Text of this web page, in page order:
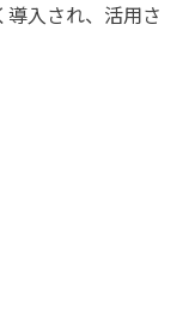
入され、活用さ